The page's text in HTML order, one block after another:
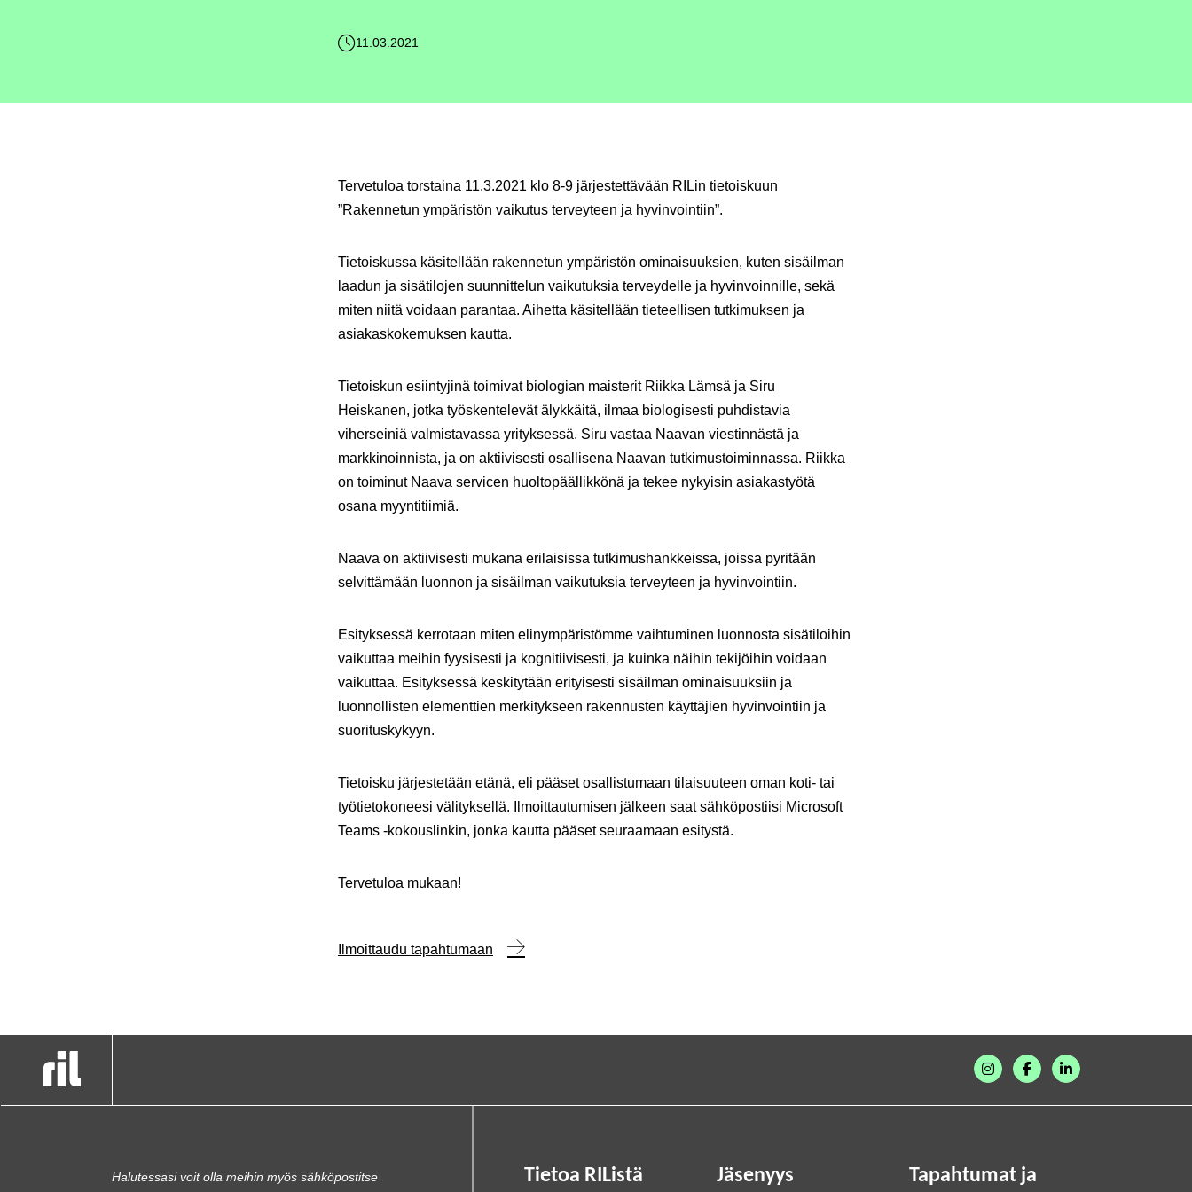
11.03.2021
Tervetuloa torstaina 11.3.2021 klo 8-9 järjestettävään RILin tietoiskuun
”Rakennetun ympäristön vaikutus terveyteen ja hyvinvointiin”.
Tietoiskussa käsitellään rakennetun ympäristön ominaisuuksien, kuten sisäilman
laadun ja sisätilojen suunnittelun vaikutuksia terveydelle ja hyvinvoinnille, sekä
miten niitä voidaan parantaa. Aihetta käsitellään tieteellisen tutkimuksen ja
asiakaskokemuksen kautta.
Tietoiskun esiintyjinä toimivat biologian maisterit Riikka Lämsä ja Siru
Heiskanen, jotka työskentelevät älykkäitä, ilmaa biologisesti puhdistavia
viherseiniä valmistavassa yrityksessä. Siru vastaa Naavan viestinnästä ja
markkinoinnista, ja on aktiivisesti osallisena Naavan tutkimustoiminnassa. Riikka
on toiminut Naava servicen huoltopäällikkönä ja tekee nykyisin asiakastyötä
osana myyntitiimiä.
Naava on aktiivisesti mukana erilaisissa tutkimushankkeissa, joissa pyritään
selvittämään luonnon ja sisäilman vaikutuksia terveyteen ja hyvinvointiin.
Esityksessä kerrotaan miten elinympäristömme vaihtuminen luonnosta sisätiloihin
vaikuttaa meihin fyysisesti ja kognitiivisesti, ja kuinka näihin tekijöihin voidaan
vaikuttaa. Esityksessä keskitytään erityisesti sisäilman ominaisuuksiin ja
luonnollisten elementtien merkitykseen rakennusten käyttäjien hyvinvointiin ja
suorituskykyyn.
Tietoisku järjestetään etänä, eli pääset osallistumaan tilaisuuteen oman koti- tai
työtietokoneesi välityksellä. Ilmoittautumisen jälkeen saat sähköpostiisi Microsoft
Teams -kokouslinkin, jonka kautta pääset seuraamaan esitystä.
Tervetuloa mukaan!
Ilmoittaudu tapahtumaan
Halutessasi voit olla meihin myös sähköpostitse Tietoa RIListä Jäsenyys Tapahtumat ja